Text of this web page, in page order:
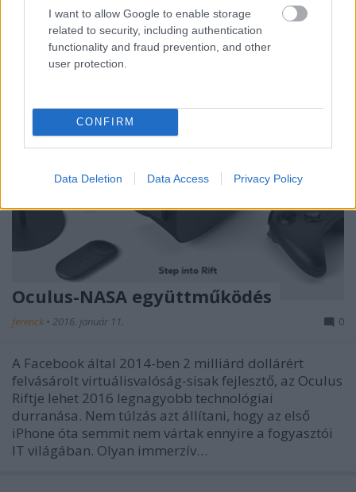
I want to allow Google to enable storage
related to security, including authentication
functionality and fraud prevention, and other
user protection.
CONFIRM
Data Deletion Data Access Privacy Policy
pozíciójára törő…
Oculus-NASA együttműködés
ferenck • 2016. január 11. 0
A Facebook által 2014-ben 2 milliárd dollárért
felvásárolt virtuálisvalóság-sisak fejlesztő, az Oculus
Riftje lehet 2016 legnagyobb technológiai
durranása. Nem túlzás azt állítani, hogy az első
iPhone óta semmit nem vártak ennyire a fogyasztói
IT világában. Olyan immerzív…